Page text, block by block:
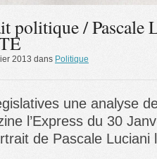
politique / Pascale
2013 dans Politique
une analyse
l’Express du 30
de Pascale Luciani